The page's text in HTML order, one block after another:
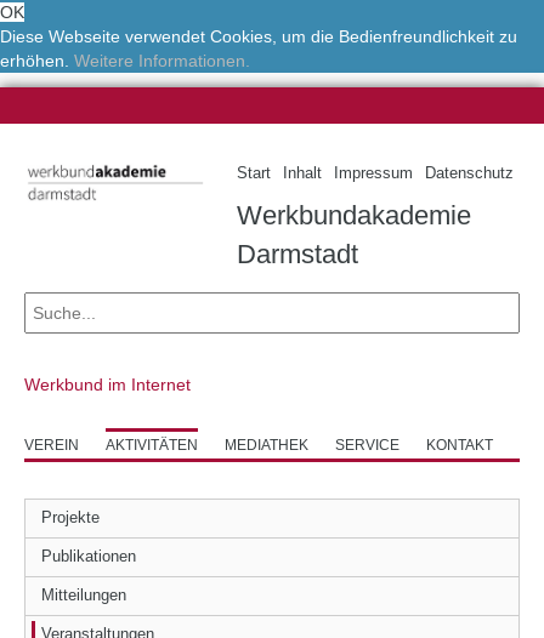
OK
Diese Webseite verwendet Cookies, um die Bedienfreundlichkeit zu
erhöhen. Weitere Informationen.
Start Inhalt Impressum Datenschutz
Werkbundakademie
Darmstadt
Werkbund im Internet
VEREIN AKTIVITÄTEN MEDIATHEK SERVICE KONTAKT
Projekte
Publikationen
Mitteilungen